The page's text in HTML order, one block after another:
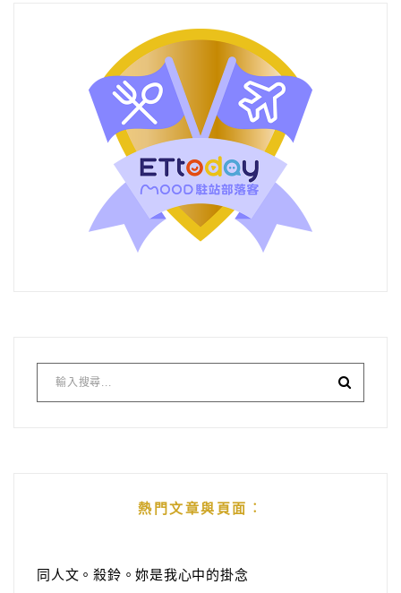
熱門文章與頁面︰
同人文。殺鈴。妳是我心中的掛念